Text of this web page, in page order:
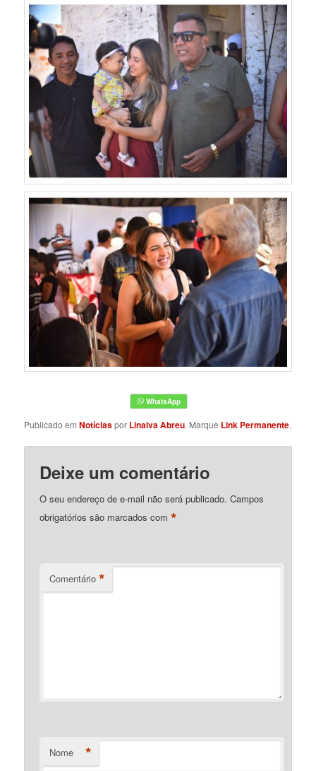
Publicado emNotíciaspor Linalva Abreu. Marque Link Permanente.
Deixe um comentário
O seu endereço de e-mail não será publicado. Campos
obrigatórios são marcados com*
Comentário *
Nome *